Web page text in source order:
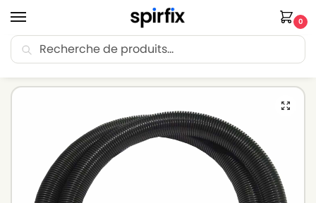
0
🚚 Livraison Point Relais offerte dès 30€ d’achat.